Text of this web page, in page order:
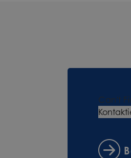
Can't